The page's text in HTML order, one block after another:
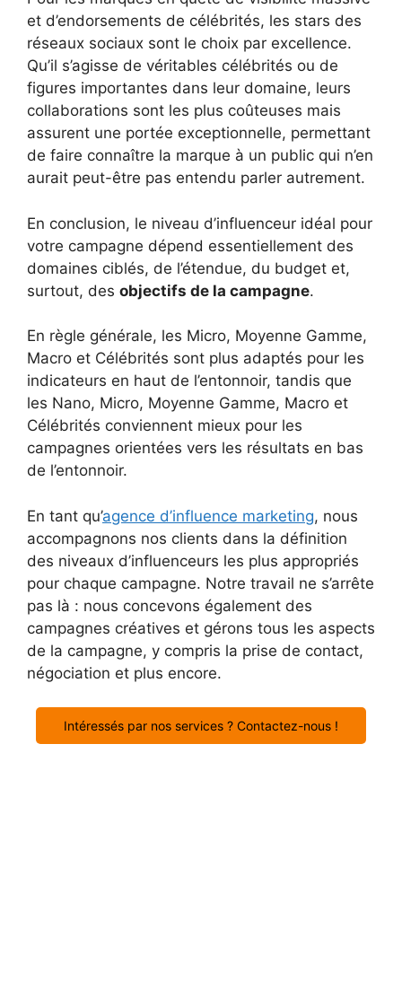
et d’endorsements de célébrités, les stars des
réseaux sociaux sont le choix par excellence.
Qu’il s’agisse de véritables célébrités ou de
figures importantes dans leur domaine, leurs
collaborations sont les plus coûteuses mais
assurent une portée exceptionnelle, permettant
de faire connaître la marque à un public qui n’en
aurait peut-être pas entendu parler autrement.
En conclusion, le niveau d’influenceur idéal pour
votre campagne dépend essentiellement des
domaines ciblés, de l’étendue, du budget et,
surtout, des objectifs de la campagne.
En règle générale, les Micro, Moyenne Gamme,
Macro et Célébrités sont plus adaptés pour les
indicateurs en haut de l’entonnoir, tandis que
les Nano, Micro, Moyenne Gamme, Macro et
Célébrités conviennent mieux pour les
campagnes orientées vers les résultats en bas
de l’entonnoir.
En tant qu’agence d’influence marketing, nous
accompagnons nos clients dans la définition
des niveaux d’influenceurs les plus appropriés
pour chaque campagne. Notre travail ne s’arrête
pas là : nous concevons également des
campagnes créatives et gérons tous les aspects
de la campagne, y compris la prise de contact,
négociation et plus encore.
Intéressés par nos services ? Contactez-nous !